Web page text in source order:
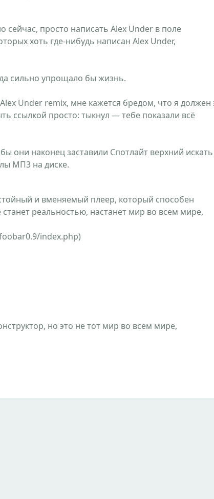
просто написать Alex Under в поле
хоть где-нибудь написан Alex Under,
сильно упрощало бы жизнь.
Under remix, мне кажется бредом, что я должен
ссылкой просто: тыкнул — тебе показали всё
они наконец заставили Спотлайт верхний искать
МП3 на диске.
и вменяемый плеер, который способен
реальностью, настанет мир во всем мире,
index.php)
но это не тот мир во всем мире,